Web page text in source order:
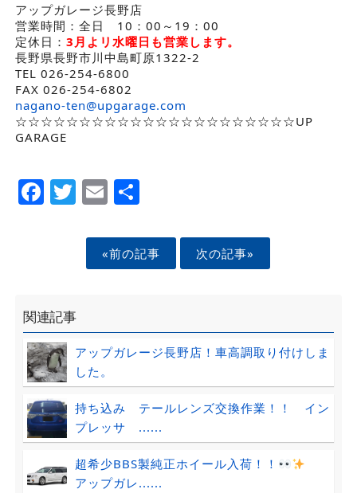
アップガレージ長野店
営業時間：全日 10：00～19：00
定休日： 3月よリ水曜日も営業します。
長野県長野市川中島町原1322-2
TEL 026-254-6800
FAX 026-254-6802
nagano-ten@upgarage.com
☆☆☆☆☆☆☆☆☆☆☆☆☆☆☆☆☆☆☆☆☆☆UP
GARAGE
Facebook
Twitter
EmailShare
«前の記事 次の記事»
関連記事
アップガレージ長野店！車高調取り付けしま
した。
持ち込み テールレンズ交換作業！！ イン
プレッサ ......
超希少BBS製純正ホイール入荷！！
アップガレ......